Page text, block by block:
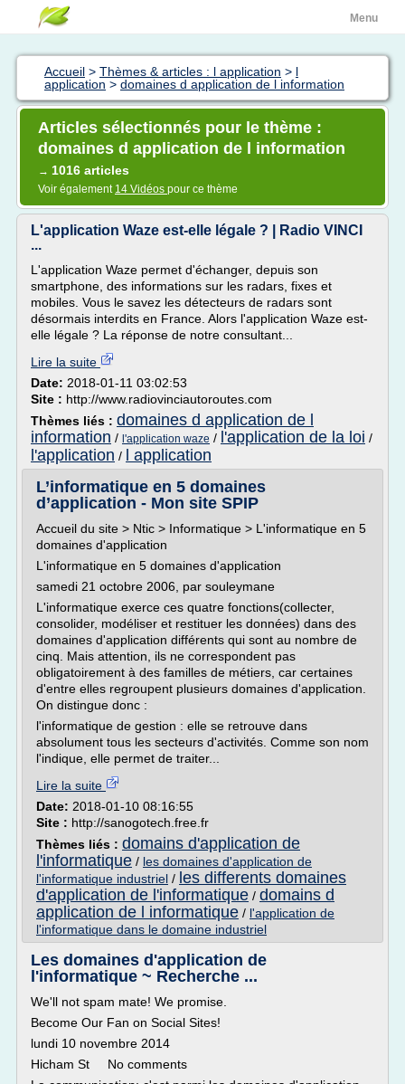
Menu
Accueil > Thèmes & articles : l application > l
application > domaines d application de l information
Articles sélectionnés pour le thème :
domaines d application de l information
→ 1016 articles
Voir également 14 Vidéos pour ce thème
L'application Waze est-elle légale ? | Radio VINCI
...
L'application Waze permet d'échanger, depuis son
smartphone, des informations sur les radars, fixes et
mobiles. Vous le savez les détecteurs de radars sont
désormais interdits en France. Alors l'application Waze est-
elle légale ? La réponse de notre consultant...
Lire la suite
Date: 2018-01-11 03:02:53
Site : http://www.radiovinciautoroutes.com
Thèmes liés : domaines d application de l
information / l'application waze / l'application de la loi /
l'application /
l application
L’informatique en 5 domaines
d’application - Mon site SPIP
Accueil du site > Ntic > Informatique > L'informatique en 5
domaines d'application
L'informatique en 5 domaines d'application
samedi 21 octobre 2006, par souleymane
L'informatique exerce ces quatre fonctions(collecter,
consolider, modéliser et restituer les données) dans des
domaines d'application différents qui sont au nombre de
cinq. Mais attention, ils ne correspondent pas
obligatoirement à des familles de métiers, car certaines
d'entre elles regroupent plusieurs domaines d'application.
On distingue donc :
l'informatique de gestion : elle se retrouve dans
absolument tous les secteurs d'activités. Comme son nom
l'indique, elle permet de traiter...
Lire la suite
Date: 2018-01-10 08:16:55
Site : http://sanogotech.free.fr
Thèmes liés : domains d'application de
l'informatique / les domaines d'application de
l'informatique industriel / les differents domaines
d'application de l'informatique / domains d
application de l informatique / l'application de
l'informatique dans le domaine industriel
Les domaines d'application de
l'informatique ~ Recherche ...
We'll not spam mate! We promise.
Become Our Fan on Social Sites!
lundi 10 novembre 2014
Hicham St No comments